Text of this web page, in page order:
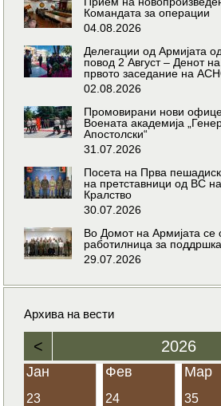
Командата за операции
04.08.2026
Делегации од Армијата
повод 2 Август – Денот
првото заседание на
02.08.2026
Промовирани нови
Воената академија
Апостолски“
31.07.2026
Посета на Прва
на претставници од ВС
Кралство
30.07.2026
Во Домот на Армијата се
работилница за
29.07.2026
Архива на вести
< 2026
Јан
23
Фев
24
Мар
35